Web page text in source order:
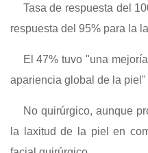
Tasa de respuesta del
respuesta del 95% para la
El 47% tuvo "una
apariencia global de la piel"
No quirúrgico, aunque
la laxitud de la piel en